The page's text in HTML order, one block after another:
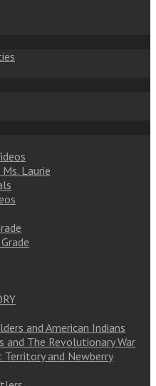
Laurie
and American Indians
and The Revolutionary War
and Newberry